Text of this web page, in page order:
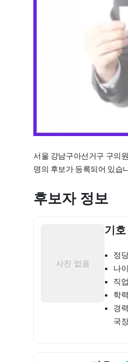
서울 강남구아선거구 구의
명의 후보가 등록되어 있습
후보자 정보
사진 없음
기
정
나
직
학
경
국